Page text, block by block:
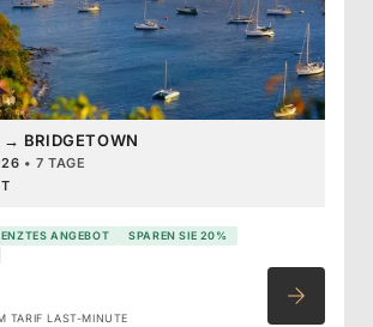
→ BRIDGETOWN
•7 TAGE
ANGEBOT
SPAREN SIE 20%
TARIF LAST-MINUTE